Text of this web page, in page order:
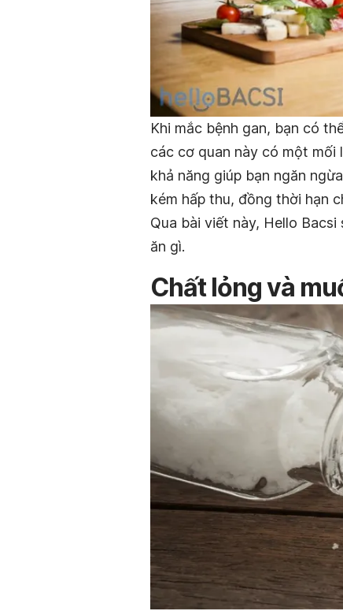
Khi mắc bệnh gan, bạn có
các cơ quan này có một mối
khả năng giúp bạn ngăn
kém hấp thu, đồng thời hạn
Qua bài viết này, Hello
ăn gì.
Chất lỏng và